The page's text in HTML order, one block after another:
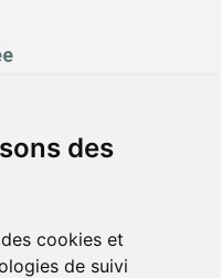
des
cookies et
de suivi